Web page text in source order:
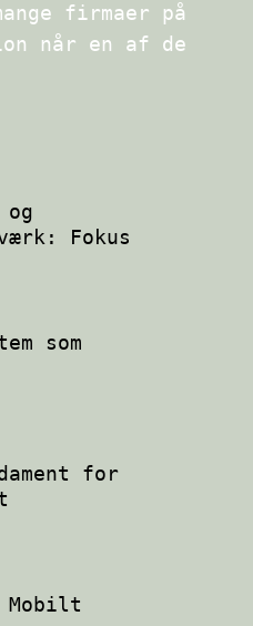
firmaer på
når en af de
og
Fokus
som
for
Mobilt